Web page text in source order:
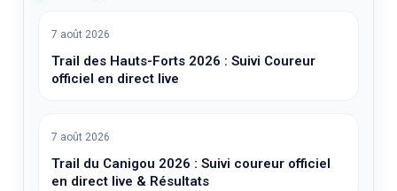
7 août 2026
Trail des Hauts-Forts 2026 : Suivi Coureur
officiel en direct live
7 août 2026
Trail du Canigou 2026 : Suivi coureur officiel
en direct live & Résultats